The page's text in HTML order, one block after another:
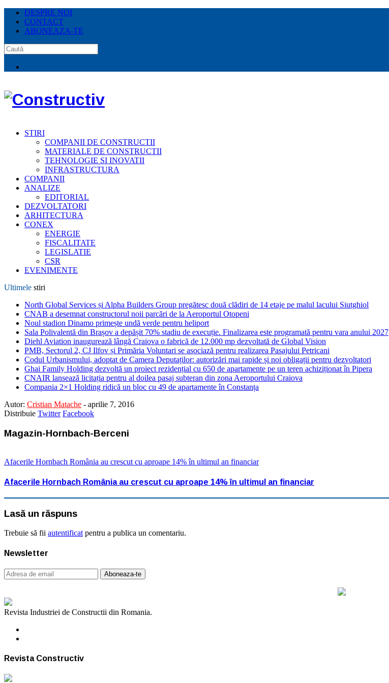
DESPRE NOI
CONTACT
ABONEAZA-TE
STIRI
COMPANII DE CONSTRUCTII
MATERIALE DE CONSTRUCTII
TEHNOLOGIE SI INOVATII
INFRASTRUCTURA
COMPANII
ANALIZE
EDITORIAL
DEZVOLTATORI
ARHITECTURA
CONEX
ENERGIE
FISCALITATE
LEGISLATIE
CSR
EVENIMENTE
Ultimele stiri
North Global Services și Alpha Builders Group pregătesc două clădiri de 14 etaje pe malul lacului Siutghiol
CNAB a desemnat constructorul noii parcări de la Aeroportul Otopeni
Noul stadion Dinamo primește undă verde pentru heliport
Sala Polivalentă din Brașov a depășit 70% stadiu de execuție. Finalizarea este programată pentru vara anului 2027
Diehl Aviation inaugurează lângă Craiova o fabrică de 12.000 mp dezvoltată de Global Vision
PMB, Sectorul 2, CJ Ilfov și Primăria Voluntari se asociază pentru realizarea Pasajului Petricani
Codul Urbanismului, adoptat de Camera Deputaților: autorizări mai rapide și noi obligații pentru dezvoltatori
Ghai Family Holding dezvoltă un proiect rezidențial cu 650 de apartamente pe un teren achiziționat în Pipera
CNAIR lansează licitația pentru al doilea pasaj subteran din zona Aeroportului Craiova
Compania 2×1 Holding ridică un bloc cu 49 de apartamente în Constanța
Autor: Cristian Matache - aprilie 7, 2016
Distribuie Twitter Facebook
Magazin-Hornbach-Berceni
Afacerile Hornbach România au crescut cu aproape 14% în ultimul an financiar
Afacerile Hornbach România au crescut cu aproape 14% în ultimul an financiar
Lasă un răspuns
Trebuie să fii autentificat pentru a publica un comentariu.
Newsletter
Revista Industriei de Constructii din Romania.
Revista Constructiv